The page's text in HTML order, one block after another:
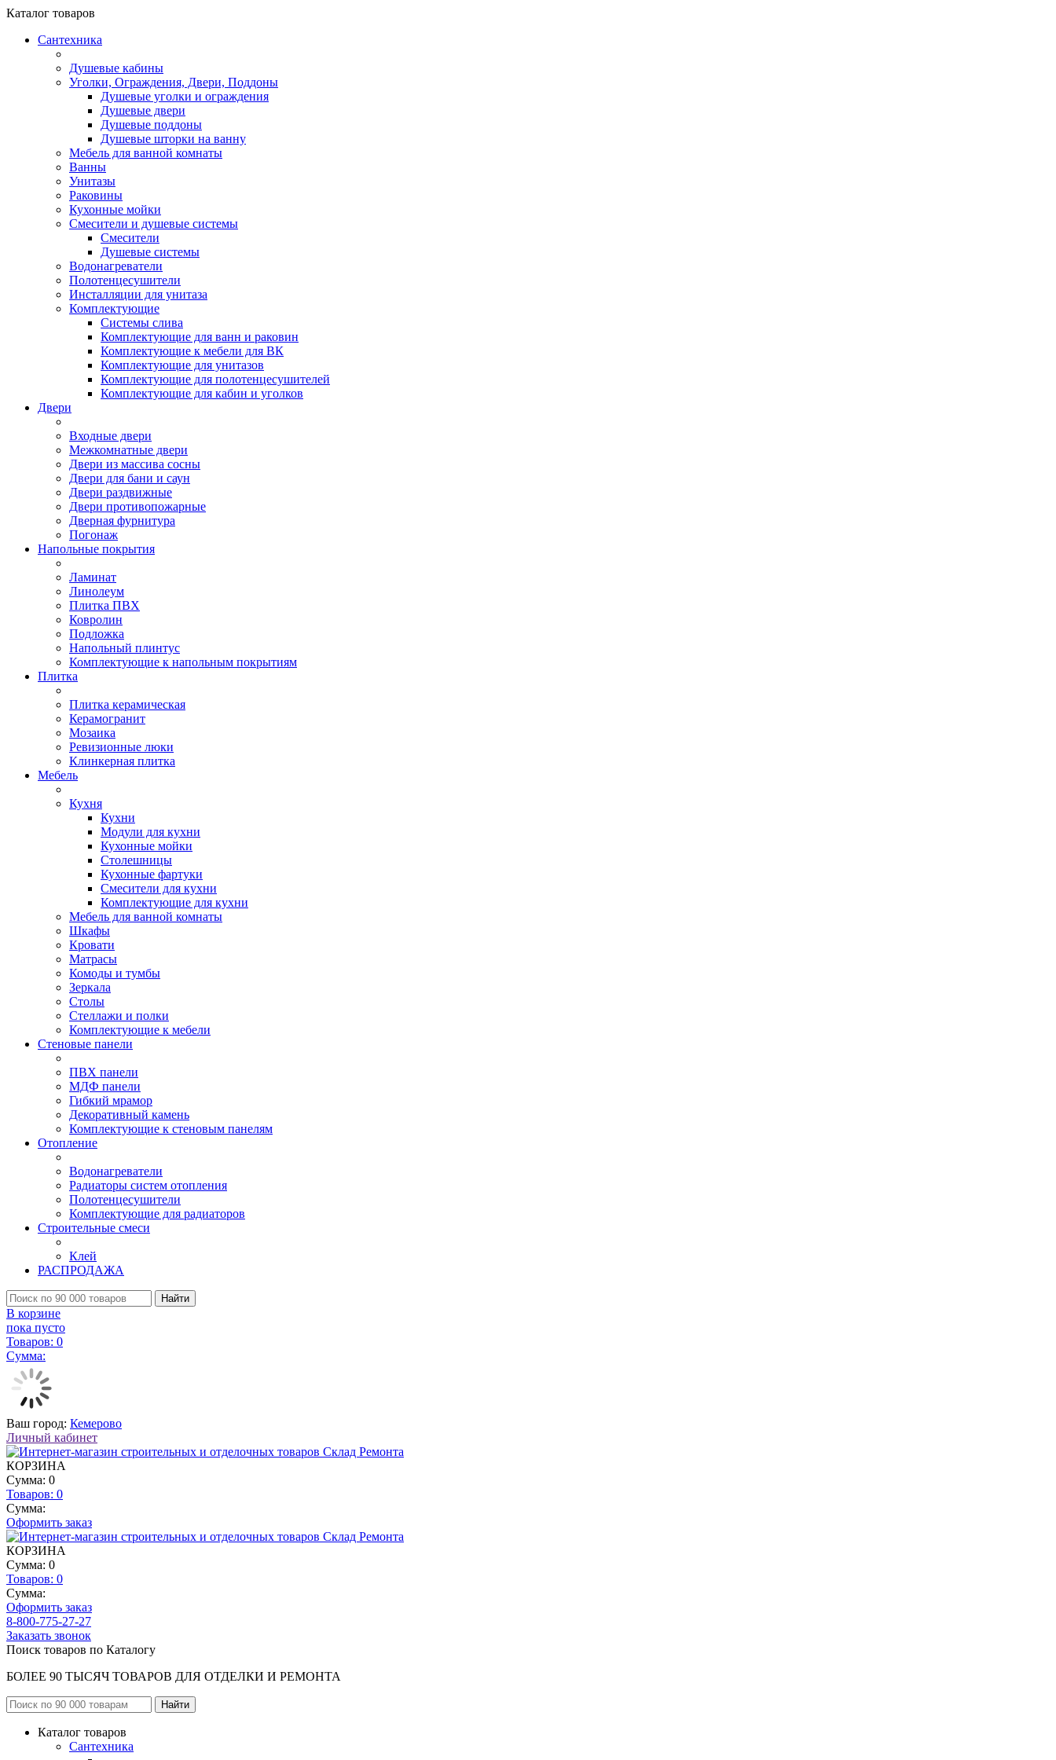
Каталог товаров
Сантехника
Душевые кабины
Уголки, Ограждения, Двери, Поддоны
Душевые уголки и ограждения
Душевые двери
Душевые поддоны
Душевые шторки на ванну
Мебель для ванной комнаты
Ванны
Унитазы
Раковины
Кухонные мойки
Смесители и душевые системы
Смесители
Душевые системы
Водонагреватели
Полотенцесушители
Инсталляции для унитаза
Комплектующие
Системы слива
Комплектующие для ванн и раковин
Комплектующие к мебели для ВК
Комплектующие для унитазов
Комплектующие для полотенцесушителей
Комплектующие для кабин и уголков
Двери
Входные двери
Межкомнатные двери
Двери из массива сосны
Двери для бани и саун
Двери раздвижные
Двери противопожарные
Дверная фурнитура
Погонаж
Напольные покрытия
Ламинат
Линолеум
Плитка ПВХ
Ковролин
Подложка
Напольный плинтус
Комплектующие к напольным покрытиям
Плитка
Плитка керамическая
Керамогранит
Мозаика
Ревизионные люки
Клинкерная плитка
Мебель
Кухня
Кухни
Модули для кухни
Кухонные мойки
Столешницы
Кухонные фартуки
Смесители для кухни
Комплектующие для кухни
Мебель для ванной комнаты
Шкафы
Кровати
Матрасы
Комоды и тумбы
Зеркала
Столы
Стеллажи и полки
Комплектующие к мебели
Стеновые панели
ПВХ панели
МДФ панели
Гибкий мрамор
Декоративный камень
Комплектующие к стеновым панелям
Отопление
Водонагреватели
Радиаторы систем отопления
Полотенцесушители
Комплектующие для радиаторов
Строительные смеси
Клей
РАСПРОДАЖА
Найти
В корзине
пока пусто
Товаров: 0
Сумма:
Ваш город: Кемерово
Личный кабинет
КОРЗИНА
Сумма: 0
Товаров: 0
Сумма:
Оформить заказ
КОРЗИНА
Сумма: 0
Товаров: 0
Сумма:
Оформить заказ
8-800-775-27-27
Заказать звонок
Поиск товаров по Каталогу
БОЛЕЕ 90 ТЫСЯЧ ТОВАРОВ ДЛЯ ОТДЕЛКИ И РЕМОНТА
Каталог товаров
Сантехника